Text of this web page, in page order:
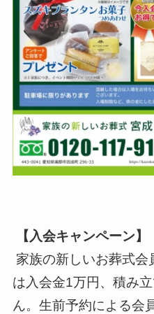
【入会キャンペーン】
家族の新しいお葬式会
は入会金1万円、積み
ん。生前予約による会